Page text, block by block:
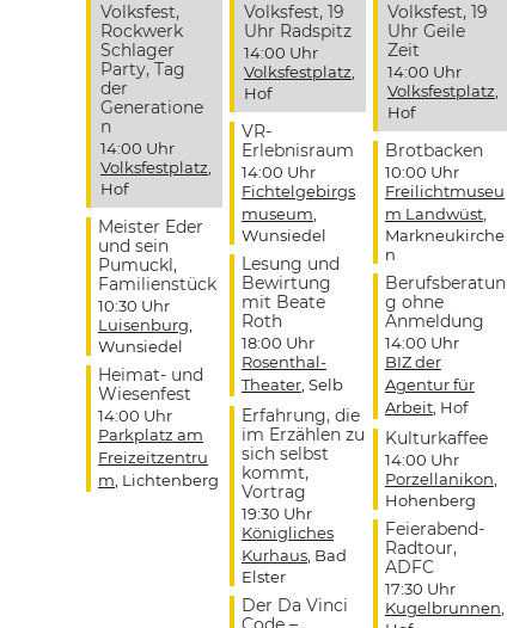
Volksfest,
Rockwerk
Schlager
Party, Tag
der
Generatione
n
14:00 Uhr
Volksfestplatz,
Hof
Meister Eder
und sein
Pumuckl,
Familienstück
10:30 Uhr
Luisenburg,
Wunsiedel
Heimat- und
Wiesenfest
14:00 Uhr
Parkplatz am
Freizeitzentru
m, Lichtenberg
Volksfest, 19
Uhr Radspitz
14:00 Uhr
Volksfestplatz,
Hof
VR-
Erlebnisraum
14:00 Uhr
Fichtelgebirgs
museum,
Wunsiedel
Lesung und
Bewirtung
mit Beate
Roth
18:00 Uhr
Rosenthal-
Theater, Selb
Erfahrung, die
im Erzählen zu
sich selbst
kommt,
Vortrag
19:30 Uhr
Königliches
Kurhaus, Bad
Elster
Der Da Vinci
Volksfest, 19
Uhr Geile
Zeit
14:00 Uhr
Volksfestplatz,
Hof
Brotbacken
10:00 Uhr
Freilichtmuseu
m Landwüst,
Markneukirche
n
Berufsberatun
g ohne
Anmeldung
14:00 Uhr
BIZ der
Agentur für
Arbeit, Hof
Kulturkaffee
14:00 Uhr
Porzellanikon,
Hohenberg
Feierabend-
Radtour,
ADFC
17:30 Uhr
Kugelbrunnen,